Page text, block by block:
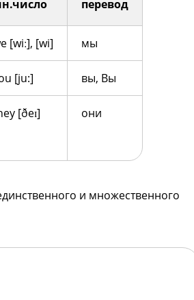
перевод
[wiː], [wi] мы
[ju:] вы, Вы
[ðeɪ] они
и множественного